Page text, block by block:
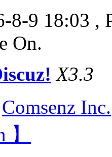
8-9 18:03 ,
On.
X3.3
Comsenz Inc.